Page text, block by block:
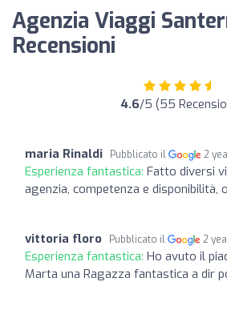
Agenzia Viaggi
Recensioni
4.6/5 (55
maria Rinaldi Pubblicato il 2
Esperienza fantastica: Fatto diversi
agenzia, competenza e disponibilità,
vittoria floro Pubblicato il 2
Esperienza fantastica: Ho avuto il
Marta una Ragazza fantastica a dir